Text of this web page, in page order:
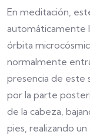
En meditación,
automáticamente
órbita
normalmente
presencia de este
por la parte
de la cabeza,
pies, realizando